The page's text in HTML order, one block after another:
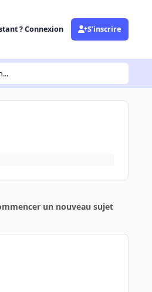
? Connexion S’inscrire
un nouveau sujet